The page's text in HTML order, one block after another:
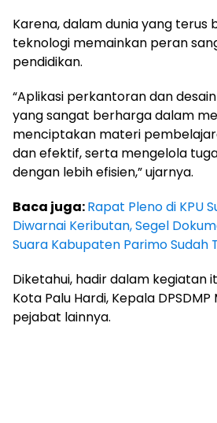
Karena, dalam dunia yang terus
teknologi memainkan peran
pendidikan.
“Aplikasi perkantoran dan
yang sangat berharga dalam
menciptakan materi
dan efektif, serta mengelola
dengan lebih efisien,” ujarnya.
Baca juga:Rapat Pleno di KPU
Diwarnai Keributan, Segel
Suara Kabupaten Parimo Sudah
Diketahui, hadir dalam kegiatan
Kota Palu Hardi, Kepala
pejabat lainnya.